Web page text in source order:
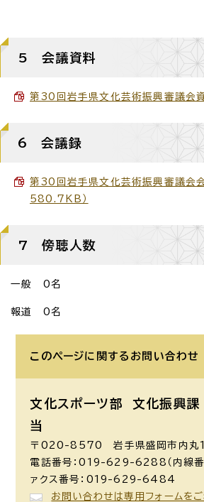
5 会議資料
第30回岩手県文化芸術振興審議会
6 会議録
第30回岩手県文化芸術振興審議会
580.7KB）
7 傍聴人数
一般 0名
報道 0名
このページに関する お問い合わせ
文化スポーツ部 文化振興課
当
〒020-8570 岩手県盛岡市内丸
電話番号：019-629-6288（内線
ァクス番号：019-629-6484
お問い合わせは専用フォームをご